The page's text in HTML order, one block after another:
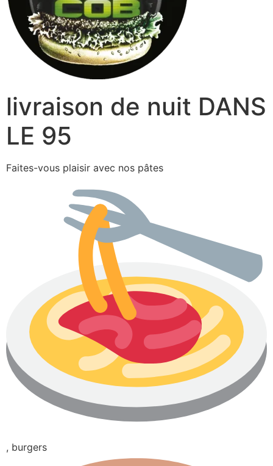
livraison de nuit DANS
LE 95
Faites-vous plaisir avec nos pâtes
, burgers